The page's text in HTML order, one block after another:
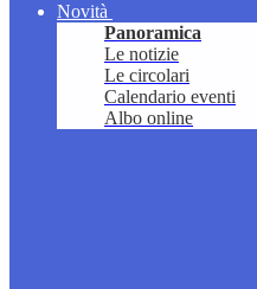
Novità
Panoramica
Le notizie
Le circolari
Calendario eventi
Albo online